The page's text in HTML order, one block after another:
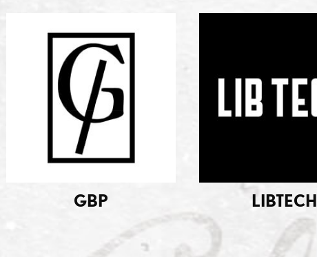
GBP LIBTECH